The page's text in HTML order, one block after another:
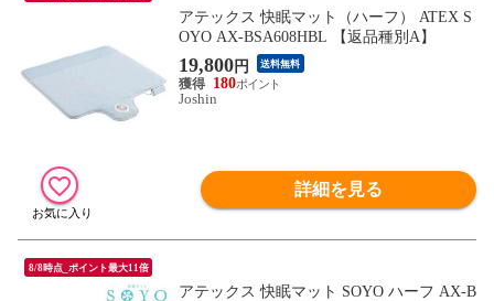
アテックス 快眠マット（ハーフ） ATEX S
OYO AX-BSA608HBL 【返品種別A】
19,800円 送料無料
180
Joshin
詳細を見る
8/8時点_ポイント最大11倍
アテックス 快眠マット SOYO ハーフ AX-B